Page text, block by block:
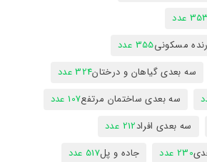
353 عدد
مسکونی355 عدد
سه بعدی گیاهان و درختان324 عدد
سه بعدی ساختمان مرتفع107 عدد
سه بعدی افراد212 عدد
230 عدد جاده و پل517 عدد